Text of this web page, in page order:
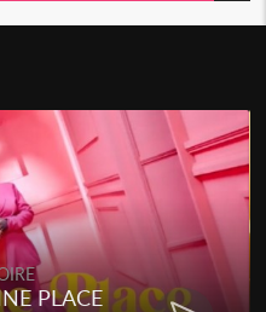
PLACE